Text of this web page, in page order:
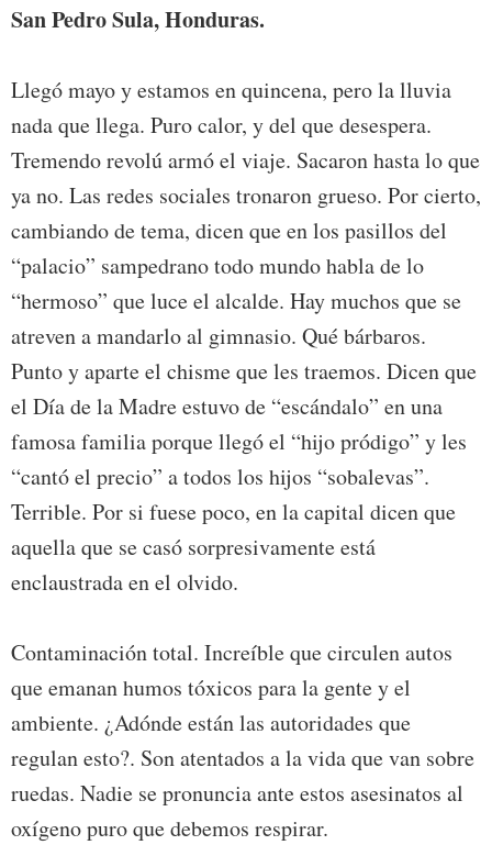
San Pedro Sula, Honduras.
Llegó mayo y estamos en quincena, pero la lluvia
nada que llega. Puro calor, y del que desespera.
Tremendo revolú armó el viaje. Sacaron hasta lo que
ya no. Las redes sociales tronaron grueso. Por cierto,
cambiando de tema, dicen que en los pasillos del
“palacio” sampedrano todo mundo habla de lo
“hermoso” que luce el alcalde. Hay muchos que se
atreven a mandarlo al gimnasio. Qué bárbaros.
Punto y aparte el chisme que les traemos. Dicen que
el Día de la Madre estuvo de “escándalo” en una
famosa familia porque llegó el “hijo pródigo” y les
“cantó el precio” a todos los hijos “sobalevas”.
Terrible. Por si fuese poco, en la capital dicen que
aquella que se casó sorpresivamente está
enclaustrada en el olvido.
Contaminación total. Increíble que circulen autos
que emanan humos tóxicos para la gente y el
ambiente. ¿Adónde están las autoridades que
regulan esto?. Son atentados a la vida que van sobre
ruedas. Nadie se pronuncia ante estos asesinatos al
oxígeno puro que debemos respirar.